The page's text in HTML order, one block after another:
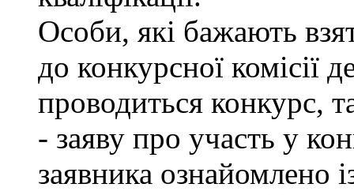
Особи, які бажають
до конкурсної комісії
проводиться конкурс,
- заяву про участь у
заявника ознайомлено